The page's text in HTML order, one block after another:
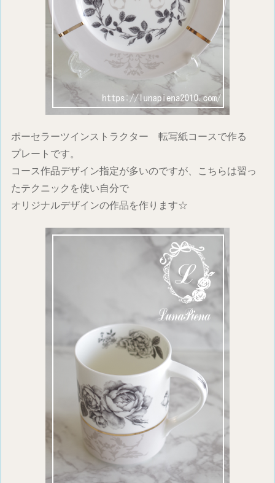
ポーセラーツインストラクター 転写紙コースで作る
プレートです。
コース作品デザイン指定が多いのですが、こちらは習っ
たテクニックを使い自分で
オリジナルデザインの作品を作ります☆